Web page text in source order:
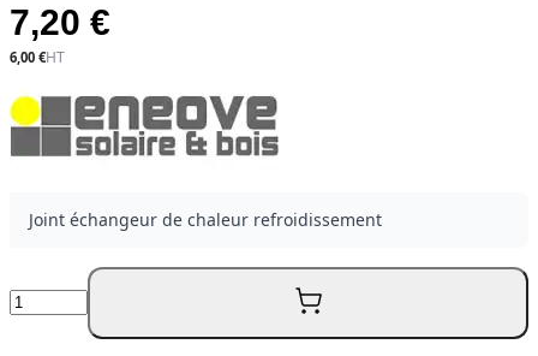
7,20 €
6,00 €
Joint échangeur de chaleur refroidissement
Quantité